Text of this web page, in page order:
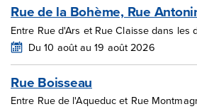
Rue de la Bohème, Rue
Entre Rue d'Ars et Rue Claisse dans les
Du 10 août au 19 août 2026
Rue Boisseau
Entre Rue de l'Aqueduc et Rue